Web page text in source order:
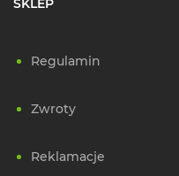
SKLEP
Regulamin
Zwroty
Reklamacje